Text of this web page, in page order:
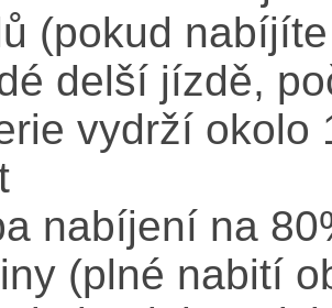
(pokud
delší jízdě,
vydrží okolo
nabíjení na
(plné nabití